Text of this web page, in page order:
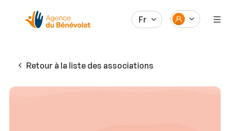
Fr
Retour à la liste des associations